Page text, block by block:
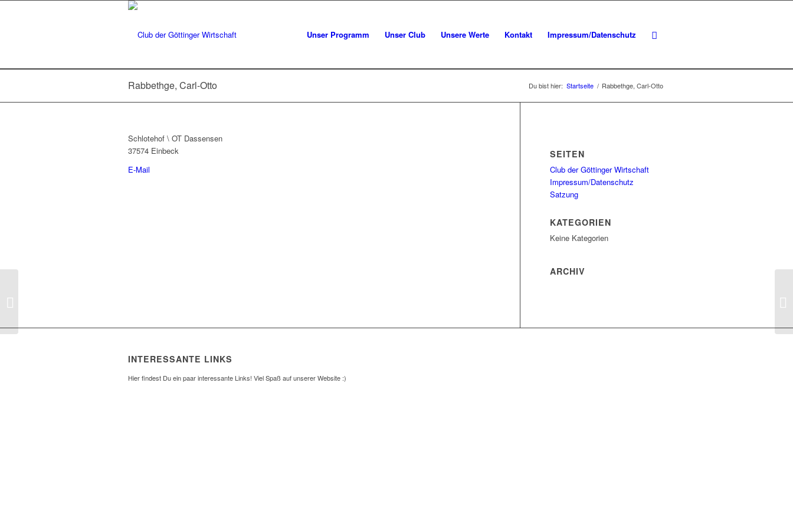
Unser Programm Unser Club Unsere Werte Kontakt Impressum/Datenschutz
Rabbethge, Carl-Otto Du bist hier: Startseite / Rabbethge, Carl-Otto
Schlotehof \ OT Dassensen
37574 Einbeck
E-Mail
SEITEN
Club der Göttinger Wirtschaft
Impressum/Datenschutz
Satzung
KATEGORIEN
Keine Kategorien
ARCHIV
INTERESSANTE LINKS
Hier findest Du ein paar interessante Links! Viel Spaß auf unserer Website :)